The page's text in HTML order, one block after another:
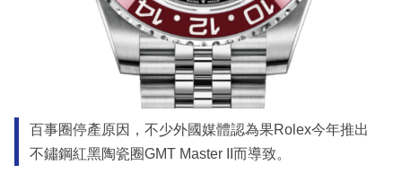
百事圈停產原因，不少外國媒體認為果Rolex今年推出
不鏽鋼紅黑陶瓷圈GMT Master II而導致。